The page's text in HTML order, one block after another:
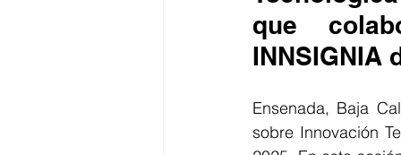
que
INNSIGNIA
Ensenada, Baja
sobre Innovación